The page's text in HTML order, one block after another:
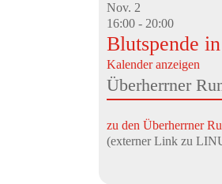
Nov. 2
16:00 - 20:00
Blutspende
Kalender anzeigen
Überherrner
zu den Überherrner
(externer Link zu